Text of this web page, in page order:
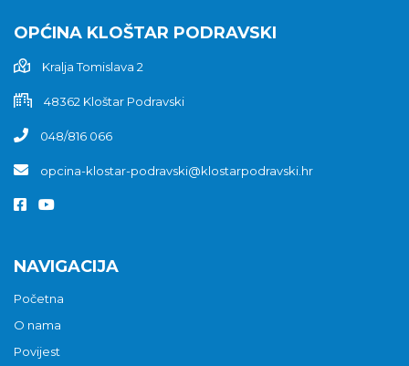
OPĆINA KLOŠTAR PODRAVSKI
Kralja Tomislava 2
48362 Kloštar Podravski
048/816 066
opcina-klostar-podravski@klostarpodravski.hr
NAVIGACIJA
Početna
O nama
Povijest